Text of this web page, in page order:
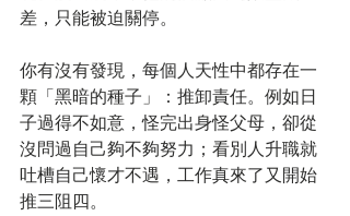
差，只能被迫關停。
你有沒有發現，每個人天性中都存在一
顆「黑暗的種子」：推卸責任。例如日
子過得不如意，怪完出身怪父母，卻從
沒問過自己夠不夠努力；看別人升職就
吐槽自己懷才不遇，工作真來了又開始
推三阻四。